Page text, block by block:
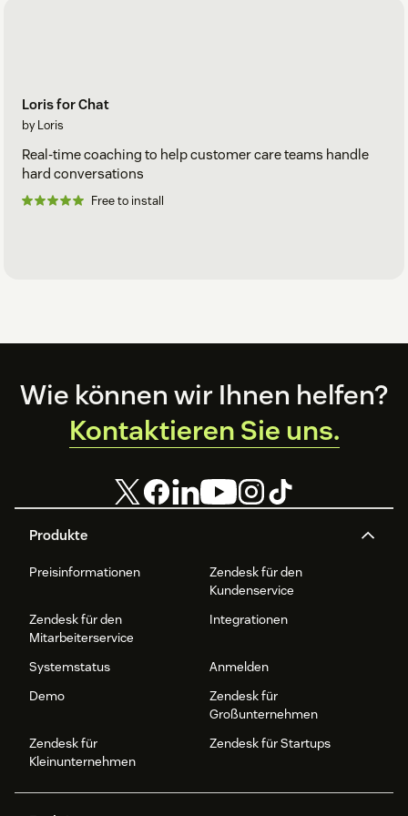
Loris for Chat
by Loris
Real-time coaching to help customer care teams handle
hard conversations
Free to install
Footer
Produkte
Preisinformationen
Zendesk für den
Kundenservice
Zendesk für den
Mitarbeiterservice
Integrationen
Systemstatus
Anmelden
Demo
Zendesk für
Großunternehmen
Zendesk für
Kleinunternehmen
Zendesk für Startups
Wie können wir Ihnen helfen?
Kontaktieren Sie uns.